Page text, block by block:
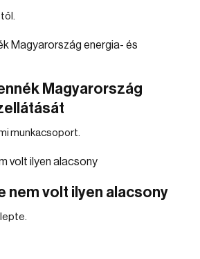
Magyarország
munkacsoport.
nem volt ilyen alacsony